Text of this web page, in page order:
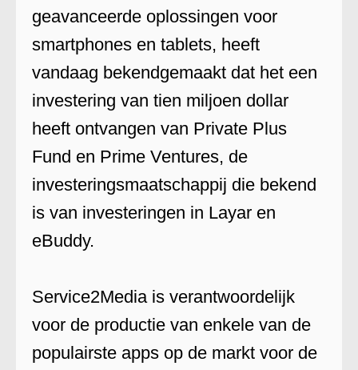
geavanceerde oplossingen voor
smartphones en tablets, heeft
vandaag bekendgemaakt dat het een
investering van tien miljoen dollar
heeft ontvangen van Private Plus
Fund en Prime Ventures, de
investeringsmaatschappij die bekend
is van investeringen in Layar en
eBuddy.
Service2Media is verantwoordelijk
voor de productie van enkele van de
populairste apps op de markt voor de